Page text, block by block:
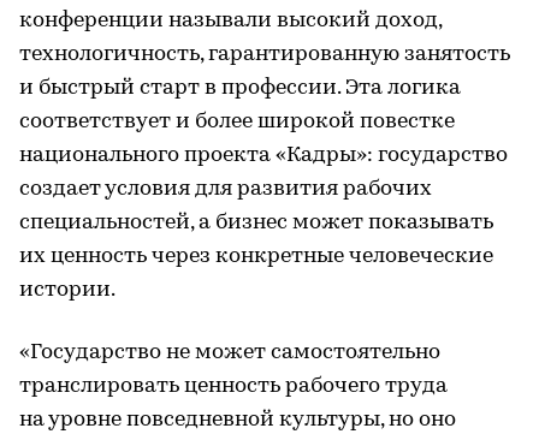
конференции называли высокий доход,
технологичность, гарантированную занятость
и быстрый старт в профессии. Эта логика
соответствует и более широкой повестке
национального проекта «Кадры»: государство
создает условия для развития рабочих
специальностей, а бизнес может показывать
их ценность через конкретные человеческие
истории.
«Государство не может самостоятельно
транслировать ценность рабочего труда
на уровне повседневной культуры, но оно